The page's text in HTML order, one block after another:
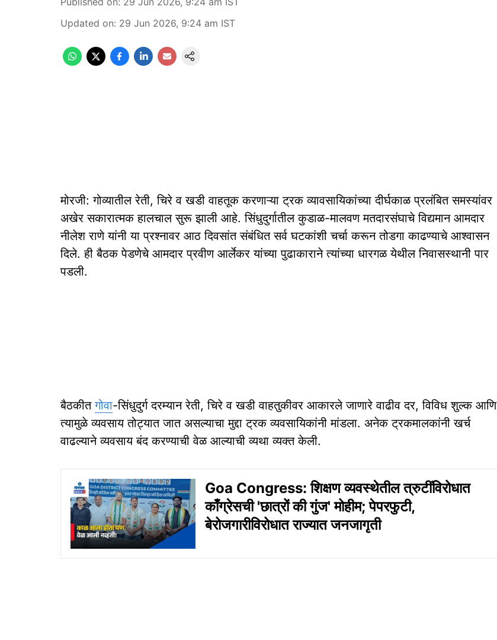
Updated on: 29 Jun 2026, 9:24 am IST
मोरजी: गोव्यातील रेती, चिरे व खडी वाहतूक करणाऱ्या ट्रक व्यावसायिकांच्या दीर्घकाळ प्रलंबित समस्यांवर
अखेर सकारात्मक हालचाल सुरू झाली आहे. सिंधुदुर्गातील कुडाळ-मालवण मतदारसंघाचे विद्यमान आमदार
नीलेश राणे यांनी या प्रश्नावर आठ दिवसांत संबंधित सर्व घटकांशी चर्चा करून तोडगा काढण्याचे आश्वासन
दिले. ही बैठक पेडणेचे आमदार प्रवीण आर्लेकर यांच्या पुढाकाराने त्यांच्या धारगळ येथील निवासस्थानी पार
पडली.
बैठकीतगोवा-सिंधुदुर्ग दरम्यान रेती, चिरे व खडी वाहतुकीवर आकारले जाणारे वाढीव दर, विविध शुल्क आणि
त्यामुळे व्यवसाय तोट्यात जात असल्याचा मुद्दा ट्रक व्यवसायिकांनी मांडला. अनेक ट्रकमालकांनी खर्च
वाढल्याने व्यवसाय बंद करण्याची वेळ आल्याची व्यथा व्यक्त केली.
Goa Congress: शिक्षण व्यवस्थेतील त्रुटींविरोधात
काँग्रेसची 'छात्रों की गुंज' मोहीम; पेपरफुटी,
बेरोजगारीविरोधात राज्यात जनजागृती